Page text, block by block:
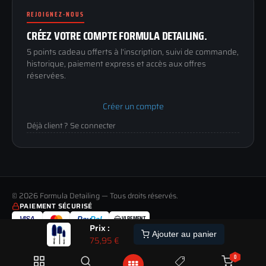
Prix :
75,95€ Ajouter au panier
0
TOUS LES MODES DE LIVRAISON
POUR CETTE COMMANDE :
MOYENS DE PAIEMENT ACCEPTÉS
PAIEMENT 100% SÉCURISÉ
JUSQU'À 60 JOURS POUR CHANGER D'AVIS
SATISFAIT OU REMBOURSÉ
PREVENU
Conditions générales
Mentions légales
Confidentialité
03 73 61 02 02
Lun-Ven
9h-12h / 14h-17h
REJOIGNEZ-NOUS
CRÉEZ VOTRE COMPTE FORMULA DETAILING.
5 points cadeau offerts à l'inscription, suivi de commande,
historique, paiement express et accès aux offres
réservées.
Créer un compte
Déjà client ? Se connecter
PAIEMENT SÉCURISÉ
VISA PayPal VIREMENT
© 2026 Formula Detailing — Tous droits réservés.